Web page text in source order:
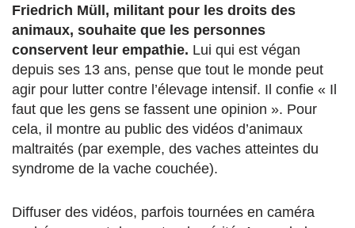
Friedrich Müll, militant pour les droits des
animaux, souhaite que les personnes
conservent leur empathie. Lui qui est végan
depuis ses 13 ans, pense que tout le monde peut
agir pour lutter contre l’élevage intensif. Il confie « Il
faut que les gens se fassent une opinion ». Pour
cela, il montre au public des vidéos d’animaux
maltraités (par exemple, des vaches atteintes du
syndrome de la vache couchée).
Diffuser des vidéos, parfois tournées en caméra